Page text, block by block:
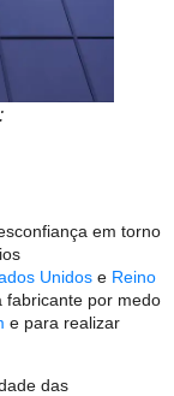
em torno
Unidos e Reino
fabricante por medo
e para realizar
das